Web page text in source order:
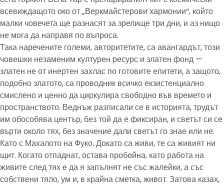
всевиждащото око от „Веркмайстерови хармонии“, който
малки човечета ще разнасят за зрелище три дни, и аз нищо
не мога да направя по въпроса.
Така наречените големи, авторитетите, са авангардът, този
човешки незаменим културен ресурс и златен фонд —
златен не от инертен захлас по готовите епитети, а защото,
подобно златото, са проводник всичко екзистенциално
смислено и ценно да циркулира свободно във времето и
пространството. Веднъж разписали се в историята, трудът
им обособява център, без той да е фиксиран, и светът си се
върти около тях, без значение дали светът го знае или не.
Като с Махалото на Фуко. Докато са живи, те са живият ни
щит. Когато отпаднат, остава пробойна, като работа на
живите след тях е да я запълнят не със жалейки, а със
собствени тяло, ум и, в крайна сметка, живот. Затова казах,